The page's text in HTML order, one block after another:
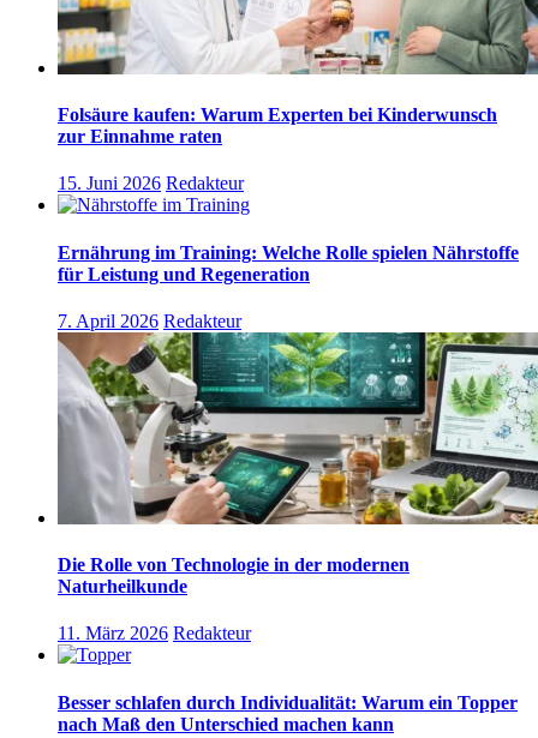
Folsäure kaufen: Warum Experten bei Kinderwunsch
zur Einnahme raten
15. Juni 2026 Redakteur
Ernährung im Training: Welche Rolle spielen Nährstoffe
für Leistung und Regeneration
7. April 2026 Redakteur
Die Rolle von Technologie in der modernen
Naturheilkunde
11. März 2026 Redakteur
Besser schlafen durch Individualität: Warum ein Topper
nach Maß den Unterschied machen kann